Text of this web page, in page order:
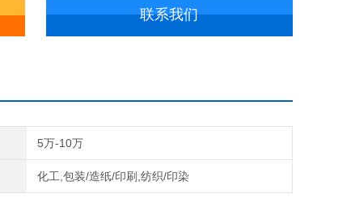
联系我们
5万-10万
化工,包装/造纸/印刷,纺织/印染